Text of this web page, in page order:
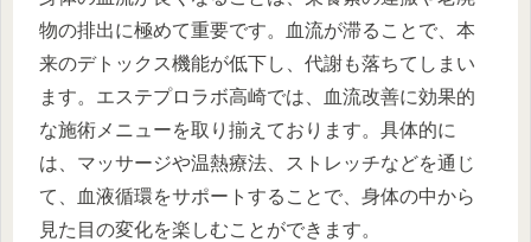
物の排出に極めて重要です。血流が滞ることで、本
来のデトックス機能が低下し、代謝も落ちてしまい
ます。エステプロラボ高崎では、血流改善に効果的
な施術メニューを取り揃えております。具体的に
は、マッサージや温熱療法、ストレッチなどを通じ
て、血液循環をサポートすることで、身体の中から
見た目の変化を楽しむことができます。